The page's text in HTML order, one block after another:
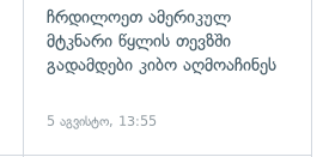
ჩრდილოეთ ამერიკულ
მტკნარი წყლის თევზში
გადამდები კიბო აღმოაჩინეს
5 აგვისტო, 13:55